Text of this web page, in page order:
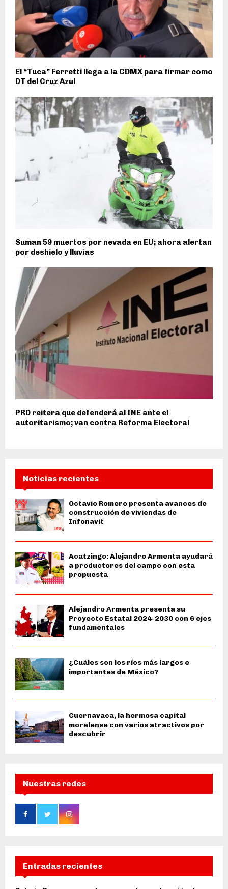
El “Tuca” Ferretti llega a la CDMX para firmar como
DT del Cruz Azul
Suman 59 muertos por nevada en EU; ahora alertan
por deshielo y lluvias
PRD reitera que defenderá al INE ante el
autoritarismo; van contra Reforma Electoral
Noticias recientes
Octavio Romero presenta avances de
construcción de viviendas de
Infonavit
Acatzingo: Alejandro Armenta ayudará
a productores del campo con esta
propuesta
Alejandro Armenta presenta su
Proyecto Estatal 2024-2030 con 6 ejes
fundamentales
¿Cuáles son los ríos más largos e
importantes de México?
Cuernavaca, la hermosa capital
morelense con varios atractivos por
descubrir
Nuestras redes
Entradas recientes